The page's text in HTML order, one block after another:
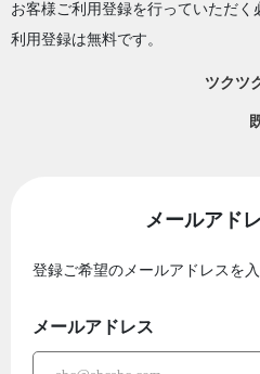
お客様ご利用登録を行っていただ
利用登録は無料です。
ツクツ
メールアド
登録ご希望のメールアドレスを
メールアドレス